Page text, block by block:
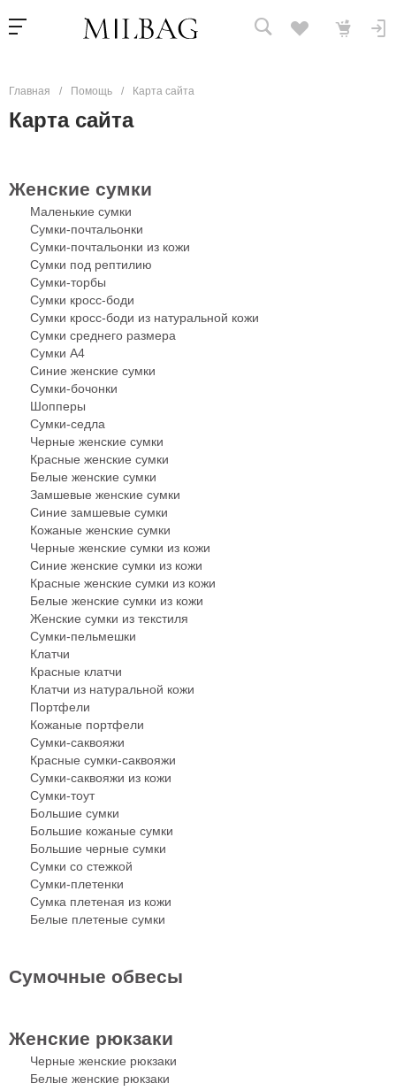
Главная / Помощь / Карта сайта
Карта сайта
Женские сумки
Маленькие сумки
Сумки-почтальонки
Сумки-почтальонки из кожи
Сумки под рептилию
Сумки-торбы
Сумки кросс-боди
Сумки кросс-боди из натуральной кожи
Сумки среднего размера
Сумки А4
Синие женские сумки
Сумки-бочонки
Шопперы
Сумки-седла
Черные женские сумки
Красные женские сумки
Белые женские сумки
Замшевые женские сумки
Синие замшевые сумки
Кожаные женские сумки
Черные женские сумки из кожи
Синие женские сумки из кожи
Красные женские сумки из кожи
Белые женские сумки из кожи
Женские сумки из текстиля
Сумки-пельмешки
Клатчи
Красные клатчи
Клатчи из натуральной кожи
Портфели
Кожаные портфели
Сумки-саквояжи
Красные сумки-саквояжи
Сумки-саквояжи из кожи
Сумки-тоут
Большие сумки
Большие кожаные сумки
Большие черные сумки
Сумки со стежкой
Сумки-плетенки
Сумка плетеная из кожи
Белые плетеные сумки
Сумочные обвесы
Женские рюкзаки
Черные женские рюкзаки
Белые женские рюкзаки